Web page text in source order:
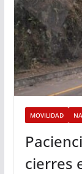
MOVILIDAD
cierres